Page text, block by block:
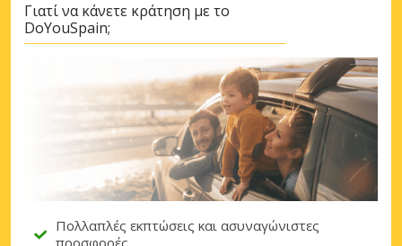
Γιατί να κάνετε κράτηση με το
DoYouSpain;
Πολλαπλές εκπτώσεις και ασυναγώνιστες
προσφορές